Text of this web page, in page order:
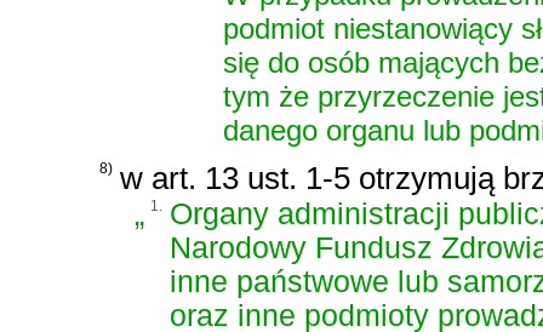
podmiot niestanowiący
się do osób mających
tym że przyrzeczenie
danego organu lub
8) w art. 13 ust. 1-5 otrzymują
„1.
Organy administracji
Narodowy Fundusz
inne państwowe lub
oraz inne podmioty